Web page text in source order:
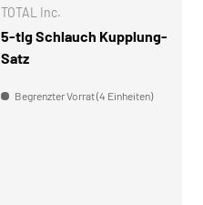
TOTAL Inc.
5-tlg Schlauch Kupplung-
Satz
Begrenzter Vorrat (4 Einheiten)